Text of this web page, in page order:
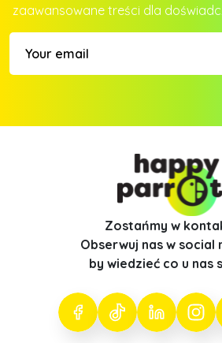
zaawansowane treści dla
Zostańmy w
Obserwuj nas w social
by wiedzieć co u nas